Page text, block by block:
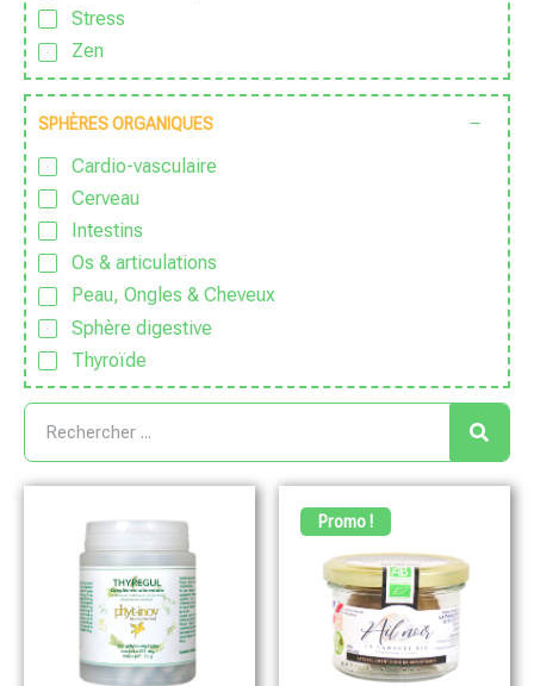
Stress
Zen
SPHÈRES ORGANIQUES
Cardio-vasculaire
Cerveau
Intestins
Os & articulations
Peau, Ongles & Cheveux
Sphère digestive
Thyroïde
Promo !